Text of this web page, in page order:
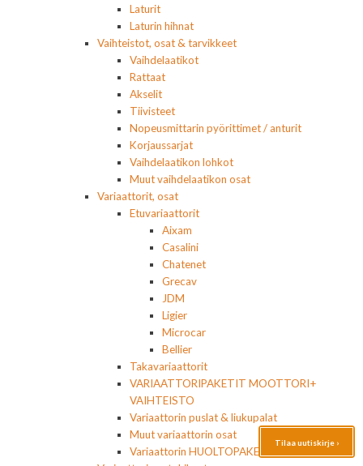
Laturit
Laturin hihnat
Vaihteistot, osat & tarvikkeet
Vaihdelaatikot
Rattaat
Akselit
Tiivisteet
Nopeusmittarin pyörittimet / anturit
Korjaussarjat
Vaihdelaatikon lohkot
Muut vaihdelaatikon osat
Variaattorit, osat
Etuvariaattorit
Aixam
Casalini
Chatenet
Grecav
JDM
Ligier
Microcar
Bellier
Takavariaattorit
VARIAATTORIPAKETIT MOOTTORI+
VAIHTEISTO
Variaattorin puslat & liukupalat
Muut variaattorin osat
Variaattorin HUOLTOPAKETIT
Tilaa uutiskirje ›